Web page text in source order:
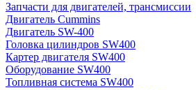
Запчасти для двигателей, трансмиссии
Двигатель Cummins
Двигатель SW-400
Головка цилиндров SW400
Картер двигателя SW400
Оборудование SW400
Топливная система SW400